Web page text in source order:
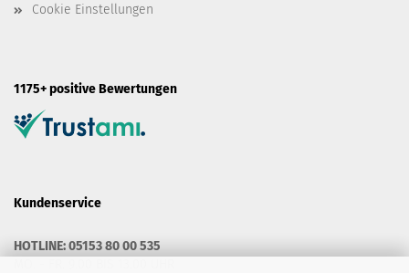
Cookie Einstellungen
1175+ positive Bewertungen
Kundenservice
HOTLINE: 05153 80 00 535